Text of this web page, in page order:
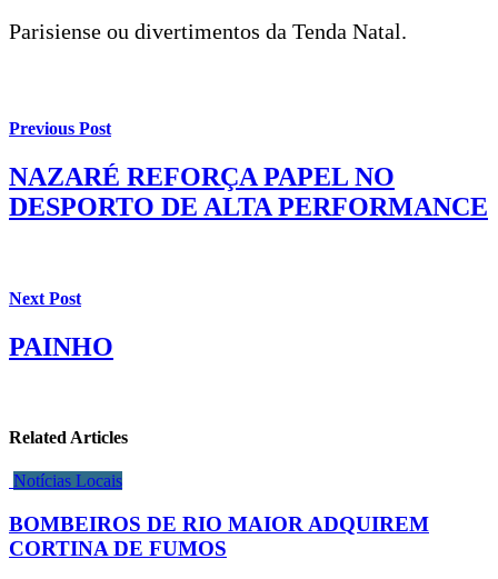
Parisiense ou divertimentos da Tenda Natal.
Previous Post
NAZARÉ REFORÇA PAPEL NO
DESPORTO DE ALTA PERFORMANCE
Next Post
PAINHO
Related Articles
Notícias Locais
BOMBEIROS DE RIO MAIOR ADQUIREM
CORTINA DE FUMOS